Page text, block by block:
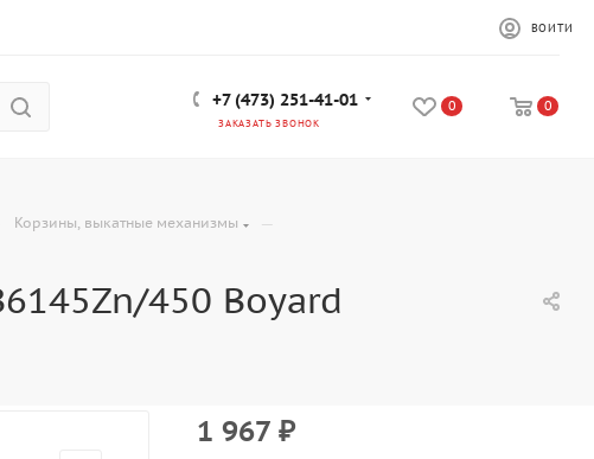
ВОЙТИ
+7 (473) 251-41-01
ЗАКАЗАТЬ ЗВОНОК
0 0
Корзины, выкатные механизмы —
450 Boyard
1 967 ₽